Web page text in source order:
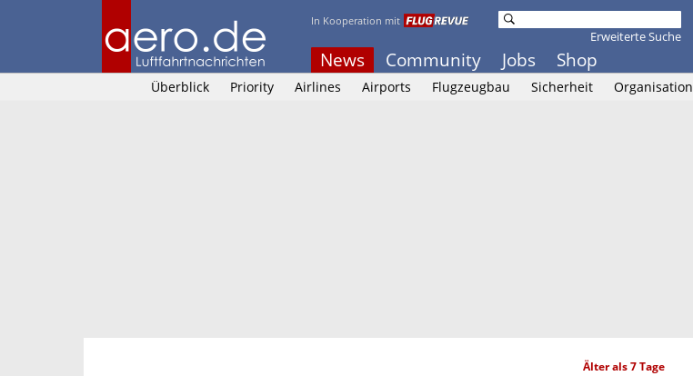
In Kooperation mit
News Community Jobs Shop
Erweiterte Suche
Überblick Priority Airlines Airports Flugzeugbau Sicherheit Organisation
Älter als 7 Tage